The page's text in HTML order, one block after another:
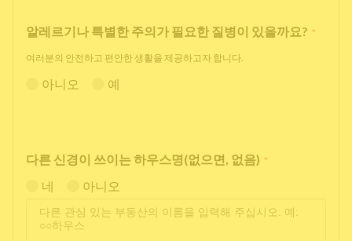
알레르기나 특별한 주의가 필요한 질병이 있을까요? *
여러분의 안전하고 편안한 생활을 제공하고자 합니다.
아니오 예
다른 신경이 쓰이는 하우스명(없으면, 없음) *
네 아니오